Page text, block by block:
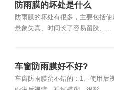
防雨膜的坏处是什么
防雨膜的坏处有很多，主要包括
景象失真、时间长了容易留胶、...
车窗防雨膜好不好?
车窗防雨膜蛮不错的：1、使用后